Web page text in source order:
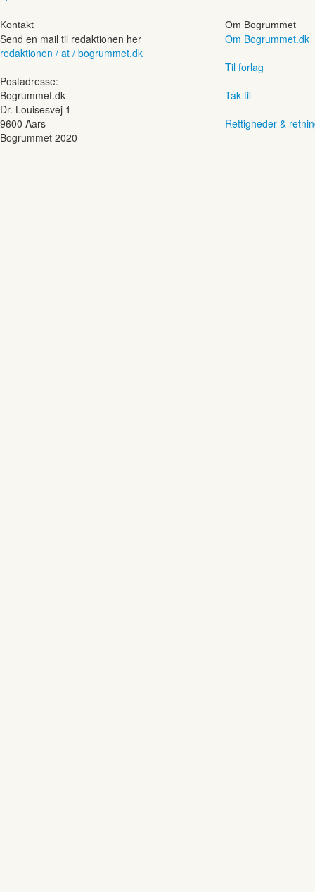
Kontakt
Send en mail til redaktionen her
redaktionen / at / bogrummet.dk
Postadresse:
Bogrummet.dk
Dr. Louisesvej 1
9600 Aars
Om Bogrummet
Om Bogrummet.dk
Til forlag
Tak til
Rettigheder &
Bogrummet 2020